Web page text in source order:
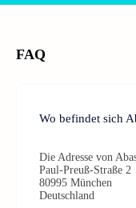
FAQ
Wo befindet sich
Die Adresse von
Paul-Preuß-Straße 2
80995 München
Deutschland